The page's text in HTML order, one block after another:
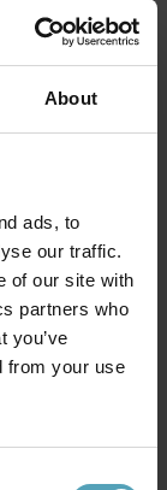
About
ads, to
our traffic.
of our site with
partners who
you’ve
from your use
PRISMATCH